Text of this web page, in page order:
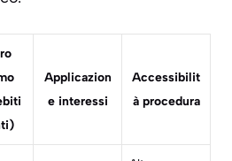
Applicazion
e interessi
Accessibilit
à procedura